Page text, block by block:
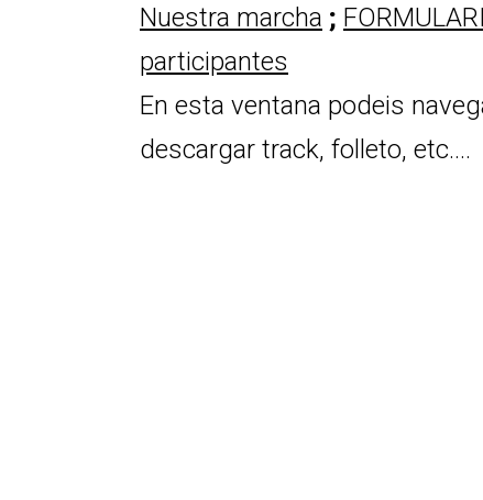
Nuestra marcha ;
participantes
En esta ventana podeis
descargar track, folleto, etc….